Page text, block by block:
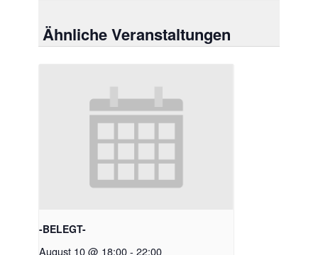
Ähnliche Veranstaltungen
-BELEGT-
August 10 @ 18:00- 22:00